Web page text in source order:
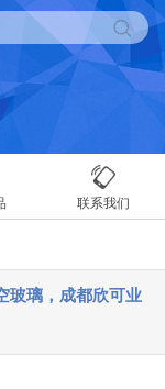
联系我们
玻璃，成都欣可业